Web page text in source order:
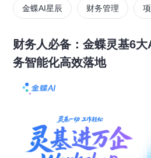
金蝶AI星辰 财务管理
财务人必备：金蝶灵基6
务智能化高效落地